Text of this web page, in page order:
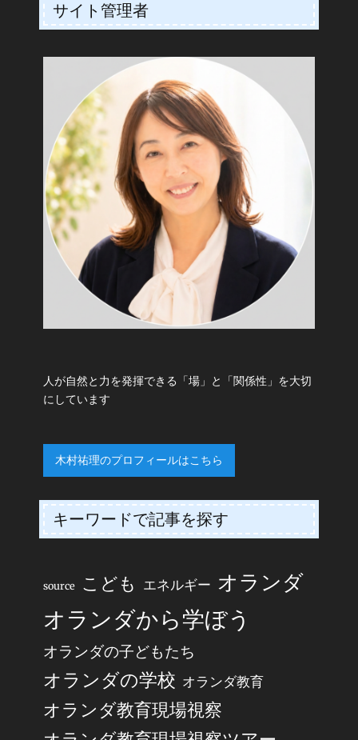
サイト管理者
人が自然と力を発揮できる「場」と「関係性」を大切
にしています
木村祐理のプロフィールはこちら
キーワードで記事を探す
source こども エネルギー オランダ
オランダから学ぼう
オランダの子どもたち
オランダの学校 オランダ教育
オランダ教育現場視察